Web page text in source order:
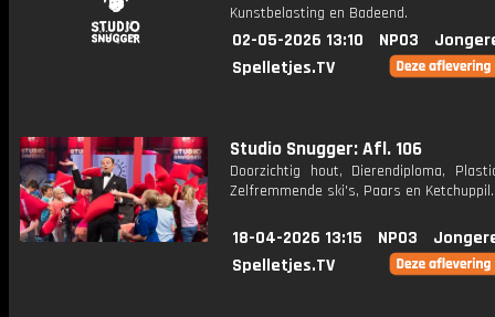
Kunstbelasting en Badeend.
02-05-2026 13:10 NPO3
Spelletjes.TV
Studio Snugger: Afl. 106
Doorzichtig hout, Dierendiploma,
Zelfremmende ski's, Paars en Ketchuppil.
18-04-2026 13:15 NPO3
Spelletjes.TV